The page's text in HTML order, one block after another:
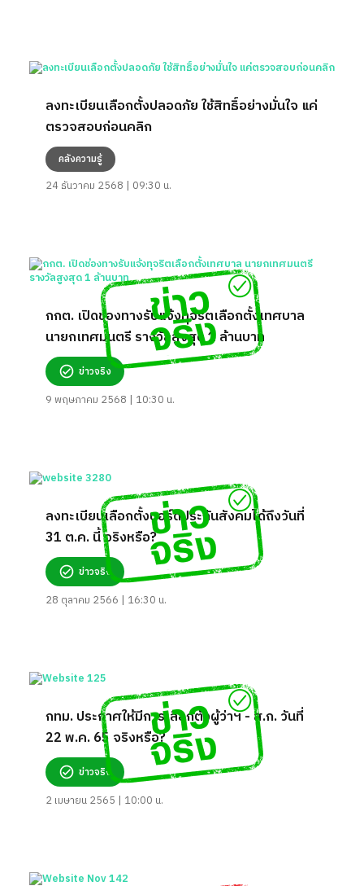
ลงทะเบียนเลือกตั้งปลอดภัย ใช้สิทธิ์อย่างมั่นใจ แค่
ตรวจสอบก่อนคลิก
คลังความรู้
24 ธันวาคม 2568 | 09:30 น.
กกต. เปิดช่องทางรับแจ้งทุจริตเลือกตั้งเทศบาล
นายกเทศมนตรี รางวัลสูงสุด 1 ล้านบาท
ข่าวจริง
9 พฤษภาคม 2568 | 10:30 น.
ลงทะเบียนเลือกตั้งบอร์ดประกันสังคมได้ถึงวันที่
31 ต.ค. นี้ จริงหรือ?
ข่าวจริง
28 ตุลาคม 2566 | 16:30 น.
กทม. ประกาศให้มีการเลือกตั้งผู้ว่าฯ - ส.ก. วันที่
22 พ.ค. 65 จริงหรือ?
ข่าวจริง
2 เมษายน 2565 | 10:00 น.